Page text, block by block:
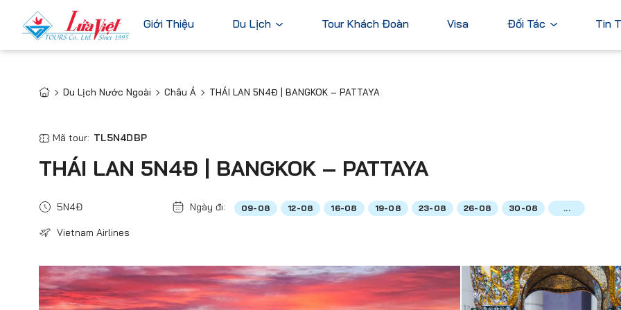
Giới Thiệu Du Lịch
Du Lịch Trong Nước
Tour Cao Cấp
Đức
Hà Lan
Hàn Quốc
Dubai
Tour Khách Đoàn Visa Đối Tác Tin
Du Lịch Nước Ngoài Châu Á THÁI LAN 5N4Đ | BANGKOK – PATTAYA
Mã tour: TL5N4DBP
THÁI LAN 5N4Đ | BANGKOK – PATTAYA
5N4Đ Ngày đi: 09-08 12-08 16-08 19-08 23-08 26-08 30-08 ...
Vietnam Airlines